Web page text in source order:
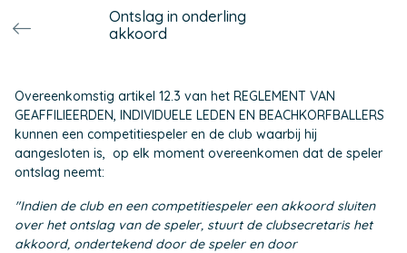
Ontslag in onderling
akkoord
Overeenkomstig artikel 12.3 van het REGLEMENT VAN
GEAFFILIEERDEN, INDIVIDUELE LEDEN EN BEACHKORFBALLERS
kunnen een competitiespeler en de club waarbij hij
aangesloten is, op elk moment overeenkomen dat de speler
ontslag neemt:
"Indien de club en een competitiespeler een akkoord sluiten
over het ontslag van de speler, stuurt de clubsecretaris het
akkoord, ondertekend door de speler en door